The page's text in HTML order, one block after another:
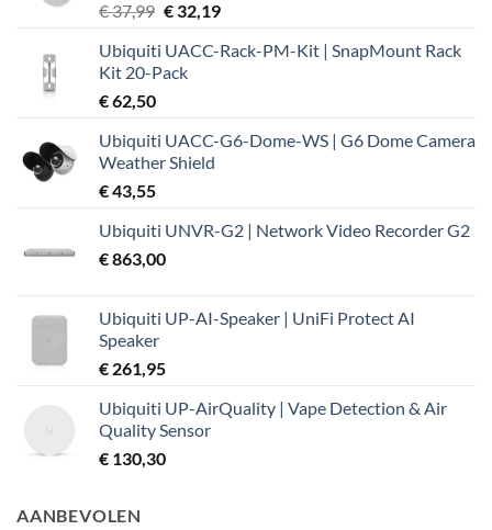
€37,99 Oorspronkelijke
was:
€ 37,99.
€32,19Huidige
is:
Ubiquiti UACC-Rack-PM-Kit | SnapMount Rack
Kit 20-Pack
€62,50
Ubiquiti UACC-G6-Dome-WS | G6 Dome Camera
Weather Shield
€43,55
Ubiquiti UNVR-G2 | Network Video Recorder G2
€863,00
Ubiquiti UP-AI-Speaker | UniFi Protect AI
Speaker
€ 261,95
Ubiquiti UP-AirQuality | Vape Detection & Air
Quality Sensor
€ 130,30
AANBEVOLEN